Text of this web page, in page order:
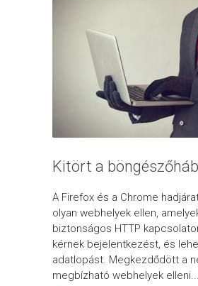
Kitört a
A Firefox és a Chrome
olyan webhelyek ellen,
biztonságos HTTP
kérnek bejelentkezést, és
adatlopást. Megkezdődött a
megbízható webhelyek elleni...